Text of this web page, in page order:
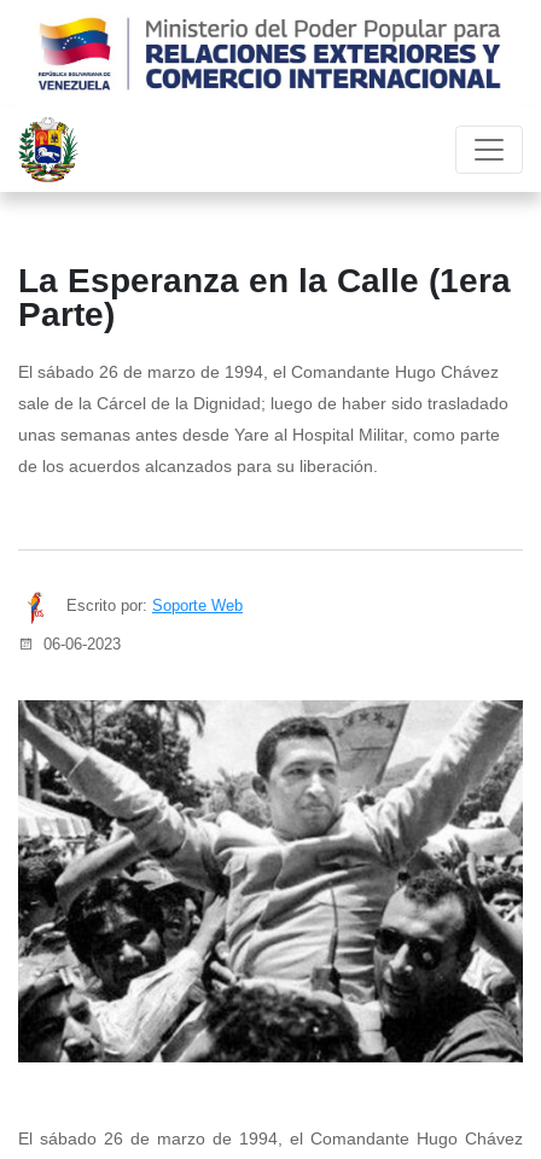
La Esperanza en la Calle (1era
Parte)
El sábado 26 de marzo de 1994, el Comandante Hugo Chávez
sale de la Cárcel de la Dignidad; luego de haber sido trasladado
unas semanas antes desde Yare al Hospital Militar, como parte
de los acuerdos alcanzados para su liberación.
Escrito por: Soporte Web
06-06-2023
El sábado 26 de marzo de 1994, el Comandante Hugo Chávez